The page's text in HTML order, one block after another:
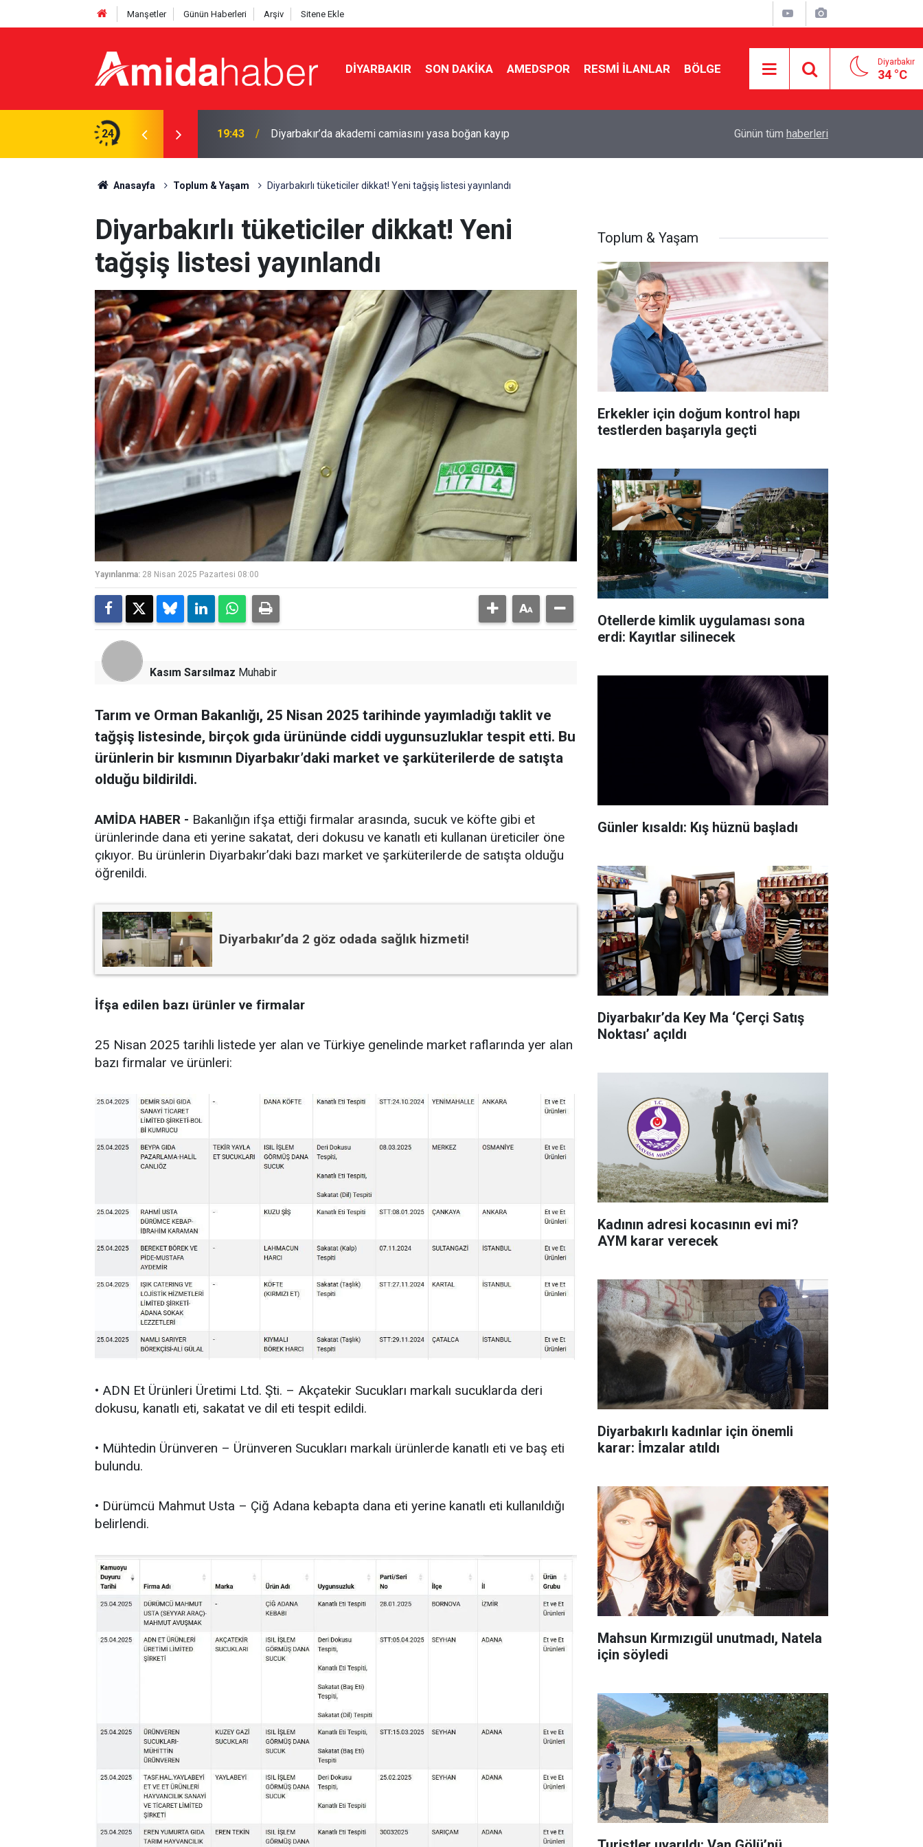
Manşetler Günün Haberleri Arşiv Sitene Ekle
DIYARBAKIR SON DAKIKA AMEDSPOR RESMI İLANLAR BÖLGE Diyarbakır
34 °C
24 18:28
hızlandı
Çerçeve yasada kritik rol oynayacak: MGK
Günün tüm haberleri
Anasayfa Toplum & Yaşam Diyarbakırlı tüketiciler dikkat! Yeni tağşiş listesi yayınlandı
Diyarbakırlı tüketiciler dikkat! Yeni
tağşiş listesi yayınlandı
Yayınlanma: 28 Nisan 2025 Pazartesi 08:00
Kasım Sarsılmaz Muhabir
Tarım ve Orman Bakanlığı, 25 Nisan 2025 tarihinde yayımladığı taklit ve
tağşiş listesinde, birçok gıda ürününde ciddi uygunsuzluklar tespit etti. Bu
ürünlerin bir kısmının Diyarbakır’daki market ve şarküterilerde de satışta
olduğu bildirildi.
AMİDA HABER - Bakanlığın ifşa ettiği firmalar arasında, sucuk ve köfte gibi et
ürünlerinde dana eti yerine sakatat, deri dokusu ve kanatlı eti kullanan üreticiler öne
çıkıyor. Bu ürünlerin Diyarbakır’daki bazı market ve şarküterilerde de satışta olduğu
öğrenildi.
Diyarbakır’da 2 göz odada sağlık hizmeti!
İfşa edilen bazı ürünler ve firmalar
25 Nisan 2025 tarihli listede yer alan ve Türkiye genelinde market raflarında yer alan
bazı firmalar ve ürünleri:
• ADN Et Ürünleri Üretimi Ltd. Şti. – Akçatekir Sucukları markalı sucuklarda deri
dokusu, kanatlı eti, sakatat ve dil eti tespit edildi.
• Mühtedin Ürünveren – Ürünveren Sucukları markalı ürünlerde kanatlı eti ve baş eti
bulundu.
• Dürümcü Mahmut Usta – Çiğ Adana kebapta dana eti yerine kanatlı eti kullanıldığı
belirlendi.
Toplum & Yaşam
Erkekler için doğum kontrol hapı
testlerden başarıyla geçti
Otellerde kimlik uygulaması sona
erdi: Kayıtlar silinecek
Günler kısaldı: Kış hüznü başladı
Diyarbakır’da Key Ma ‘Çerçi Satış
Noktası’ açıldı
Kadının adresi kocasının evi mi?
AYM karar verecek
Diyarbakırlı kadınlar için önemli
karar: İmzalar atıldı
Mahsun Kırmızıgül unutmadı, Natela
için söyledi